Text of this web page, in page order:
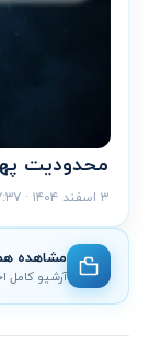
محدودیت
۳ اسفند ۱۴۰۴ · ۰۷:۳۷
مشاهده
آرشیو کامل